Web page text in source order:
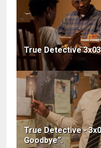
True Detective
True Detective -
Goodbye”.